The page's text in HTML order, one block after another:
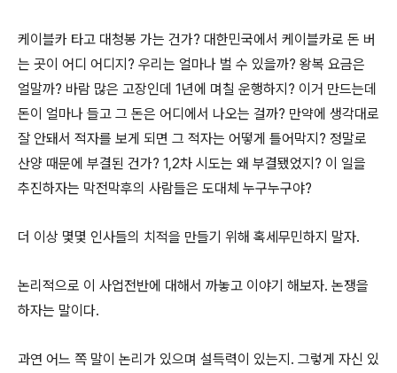
케이블카 타고 대청봉 가는 건가? 대한민국에서 케이블카로 돈 버
는 곳이 어디 어디지? 우리는 얼마나 벌 수 있을까? 왕복 요금은
얼말까? 바람 많은 고장인데 1년에 며칠 운행하지? 이거 만드는데
돈이 얼마나 들고 그 돈은 어디에서 나오는 걸까? 만약에 생각대로
잘 안돼서 적자를 보게 되면 그 적자는 어떻게 틀어막지? 정말로
산양 때문에 부결된 건가? 1,2차 시도는 왜 부결됐었지? 이 일을
추진하자는 막전막후의 사람들은 도대체 누구누구야?
더 이상 몇몇 인사들의 치적을 만들기 위해 혹세무민하지 말자.
논리적으로 이 사업전반에 대해서 까놓고 이야기 해보자. 논쟁을
하자는 말이다.
과연 어느 쪽 말이 논리가 있으며 설득력이 있는지. 그렇게 자신 있